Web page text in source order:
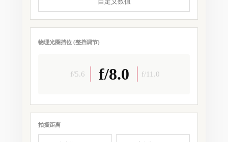
物理光圈挡位 (整挡调节)
f/5.6 f/8.0 f/11.0
拍摄距离